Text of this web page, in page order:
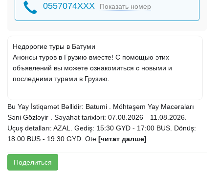
0557074XXX Показать номер
Недорогие туры в Батуми
Анонсы туров в Грузию вместе! С помощью этих
объявлений вы можете ознакомиться с новыми и
последними турами в Грузию.
Bu Yay İstiqamət Bəllidir: Batumi . Möhtəşəm Yay Macəraları
Səni Gözləyir . Səyahət tarixləri: 07.08.2026—11.08.2026.
Uçuş detalları: AZAL. Gediş: 15:30 GYD - 17:00 BUS. Dönüş:
18:00 BUS - 19:30 GYD. Ote [читат далше]
Поделиться